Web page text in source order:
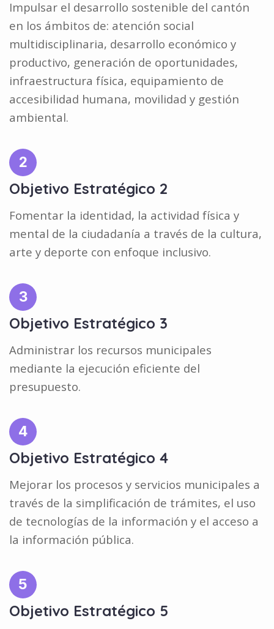
Impulsar el desarrollo sostenible del cantón
en los ámbitos de: atención social
multidisciplinaria, desarrollo económico y
productivo, generación de oportunidades,
infraestructura física, equipamiento de
accesibilidad humana, movilidad y gestión
ambiental.
2
Objetivo Estratégico 2
Fomentar la identidad, la actividad física y
mental de la ciudadanía a través de la cultura,
arte y deporte con enfoque inclusivo.
3
Objetivo Estratégico 3
Administrar los recursos municipales
mediante la ejecución eficiente del
presupuesto.
4
Objetivo Estratégico 4
Mejorar los procesos y servicios municipales a
través de la simplificación de trámites, el uso
de tecnologías de la información y el acceso a
la información pública.
5
Objetivo Estratégico 5